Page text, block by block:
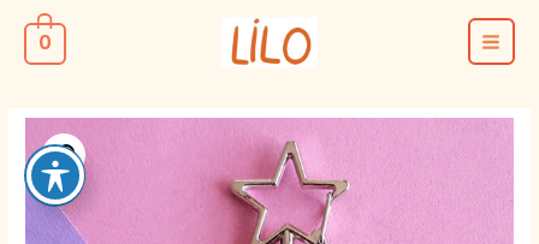
דילוג
MAIN
0